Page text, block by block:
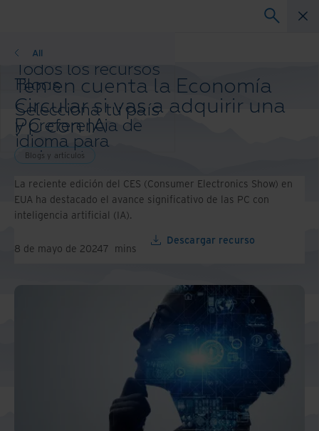
Todos los recursos
Blogs
Casos de éxito
Guías de solución
Webinars
Papel blanco
All
Selecciona tu país
y preferencia de
idioma para
mejorar tu
navegación.
País e idioma
preferidos:
Europe and Southern Africa
Blogs y artículos
Ten en cuenta la Economía
Circular si vas a adquirir una
PC con IA
Blogs y artículos
La reciente edición del CES (Consumer Electronics Show) en
EUA ha destacado el avance significativo de las PC con
inteligencia artificial (IA).
8 de mayo de 20247 mins
Descargar recurso